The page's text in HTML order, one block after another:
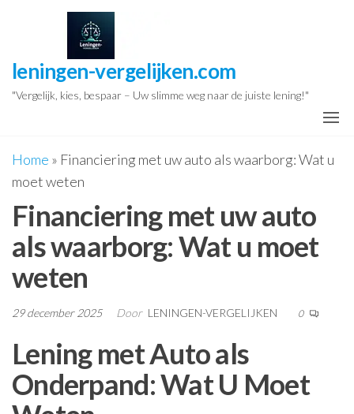
inhoud
leningen-vergelijken.com
"Vergelijk, kies, bespaar – Uw slimme weg naar de juiste lening!"
Home » Financiering met uw auto als waarborg: Wat u
moet weten
Financiering met uw auto
als waarborg: Wat u moet
weten
29 december 2025 Door LENINGEN-VERGELIJKEN 0
Lening met Auto als
Onderpand: Wat U Moet